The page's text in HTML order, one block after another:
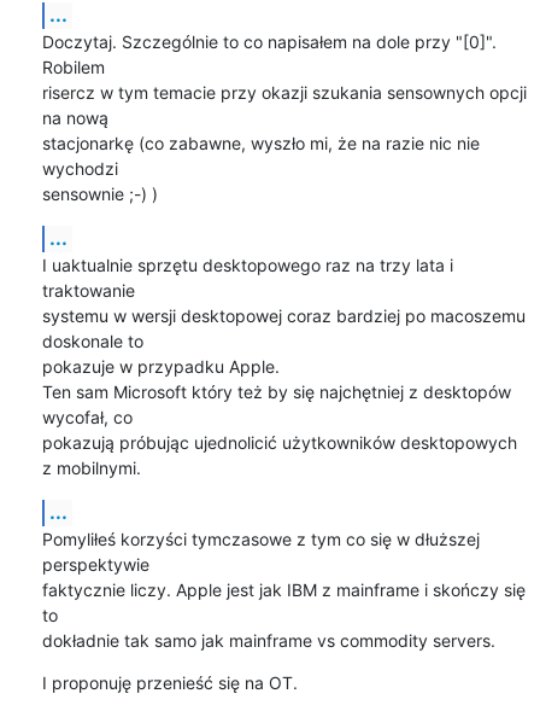
...
Doczytaj. Szczególnie to co napisałem na dole przy "[0]".
Robilem
risercz w tym temacie przy okazji szukania sensownych opcji
na nową
stacjonarkę (co zabawne, wyszło mi, że na razie nic nie
wychodzi
sensownie ;-) )
...
I uaktualnie sprzętu desktopowego raz na trzy lata i
traktowanie
systemu w wersji desktopowej coraz bardziej po macoszemu
doskonale to
pokazuje w przypadku Apple.
Ten sam Microsoft który też by się najchętniej z desktopów
wycofał, co
pokazują próbując ujednolicić użytkowników desktopowych
z mobilnymi.
...
Pomyliłeś korzyści tymczasowe z tym co się w dłuższej
perspektywie
faktycznie liczy. Apple jest jak IBM z mainframe i skończy się
to
dokładnie tak samo jak mainframe vs commodity servers.
I proponuję przenieść się na OT.